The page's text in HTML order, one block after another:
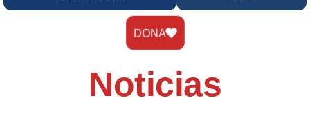
DONA
Noticias